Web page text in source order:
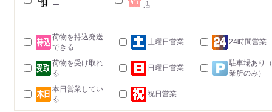
ー
店
荷物を持込発送
できる
土曜日営業 24時間営業
荷物を受け取れ
る
日曜日営業
駐車場あり
業所のみ）
本日営業してい
る
祝日営業